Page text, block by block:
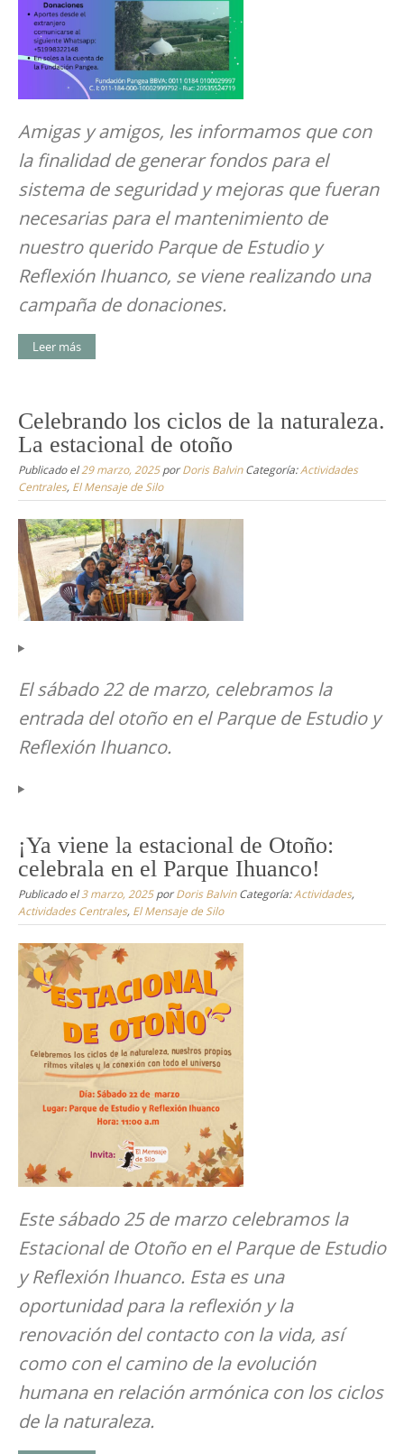
Amigas y amigos, les informamos que con
la finalidad de generar fondos para el
sistema de seguridad y mejoras que fueran
necesarias para el mantenimiento de
nuestro querido Parque de Estudio y
Reflexión Ihuanco, se viene realizando una
campaña de donaciones.
Leer más
Celebrando los ciclos de la naturaleza.
La estacional de otoño
Publicado el29 marzo, 2025porDoris BalvinCategoría:Actividades
Centrales, El Mensaje de Silo
El sábado 22 de marzo, celebramos la
entrada del otoño en el Parque de Estudio y
Reflexión Ihuanco.
¡Ya viene la estacional de Otoño:
celebrala en el Parque Ihuanco!
Publicado el3 marzo, 2025porDoris BalvinCategoría:Actividades,
Actividades Centrales, El Mensaje de Silo
Este sábado 25 de marzo celebramos la
Estacional de Otoño en el Parque de Estudio
y Reflexión Ihuanco. Esta es una
oportunidad para la reflexión y la
renovación del contacto con la vida, así
como con el camino de la evolución
humana en relación armónica con los ciclos
de la naturaleza.